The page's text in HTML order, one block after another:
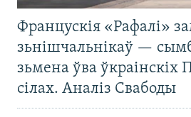
Францускія «Рафалі»
зьнішчальнікаў —
зьмена ўва ўкраінскіх
сілах. Аналіз Свабоды